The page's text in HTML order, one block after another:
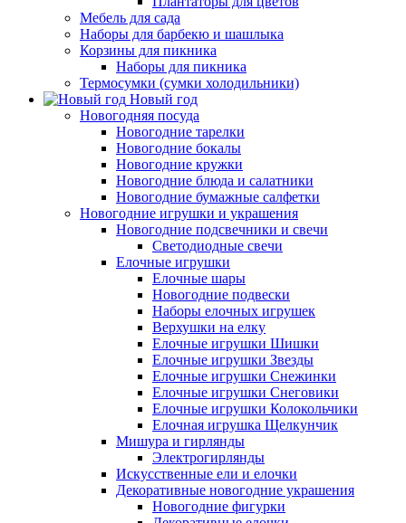
Мебель для сада
Наборы для барбекю и шашлыка
Корзины для пикника
Наборы для пикника
Термосумки (сумки холодильники)
Новый год
Новогодняя посуда
Новогодние тарелки
Новогодние бокалы
Новогодние кружки
Новогодние блюда и салатники
Новогодние бумажные салфетки
Новогодние игрушки и украшения
Новогодние подсвечники и свечи
Светодиодные свечи
Елочные игрушки
Елочные шары
Новогодние подвески
Наборы елочных игрушек
Верхушки на елку
Елочные игрушки Шишки
Елочные игрушки Звезды
Елочные игрушки Снежинки
Елочные игрушки Снеговики
Елочные игрушки Колокольчики
Елочная игрушка Щелкунчик
Мишура и гирлянды
Электрогирлянды
Искусственные ели и елочки
Декоративные новогодние украшения
Новогодние фигурки